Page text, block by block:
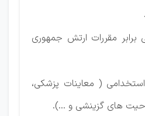
مقررات ارتش جمهوری
( معاینات پزشکی،
های گزینشی و ...).